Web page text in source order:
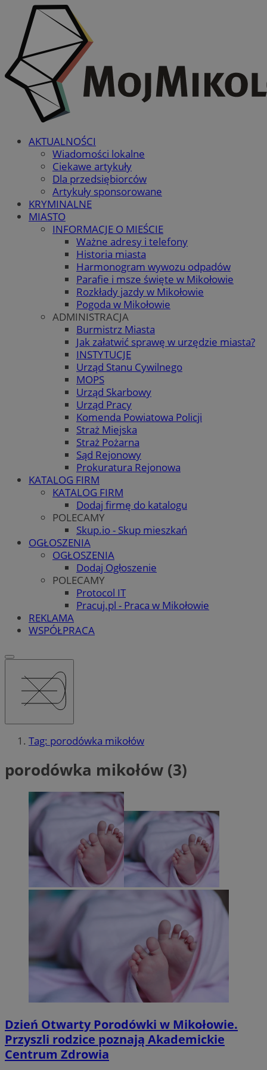
AKTUALNOŚCI
Wiadomości lokalne
Ciekawe artykuły
Dla przedsiębiorców
Artykuły sponsorowane
KRYMINALNE
MIASTO
INFORMACJE O MIEŚCIE
Ważne adresy i telefony
Historia miasta
Harmonogram wywozu odpadów
Parafie i msze święte w Mikołowie
Rozkłady jazdy w Mikołowie
Pogoda w Mikołowie
ADMINISTRACJA
Burmistrz Miasta
Jak załatwić sprawę w urzędzie miasta?
INSTYTUCJE
Urząd Stanu Cywilnego
MOPS
Urząd Skarbowy
Urząd Pracy
Komenda Powiatowa Policji
Straż Miejska
Straż Pożarna
Sąd Rejonowy
Prokuratura Rejonowa
KATALOG FIRM
KATALOG FIRM
Dodaj firmę do katalogu
POLECAMY
Skup.io - Skup mieszkań
OGŁOSZENIA
OGŁOSZENIA
Dodaj Ogłoszenie
POLECAMY
Protocol IT
Pracuj.pl - Praca w Mikołowie
REKLAMA
WSPÓŁPRACA
Tag: porodówka mikołów
porodówka mikołów (3)
Dzień Otwarty Porodówki w Mikołowie.
Przyszli rodzice poznają Akademickie
Centrum Zdrowia